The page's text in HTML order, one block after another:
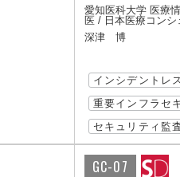
愛知医科大学 医療
医 / 日本医療コン
深津 博
インシデントレ
重要インフラセ
セキュリティ監
GC-07